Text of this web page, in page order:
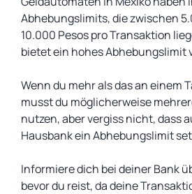
Abhebungslimits, die zwischen
10.000 Pesos pro Transaktion
bietet ein hohes Abhebungslimit
Wenn du mehr als das an einem
musst du möglicherweise
nutzen, aber vergiss nicht, dass
Hausbank ein Abhebungslimit
Informiere dich bei deiner Bank
bevor du reist, da deine